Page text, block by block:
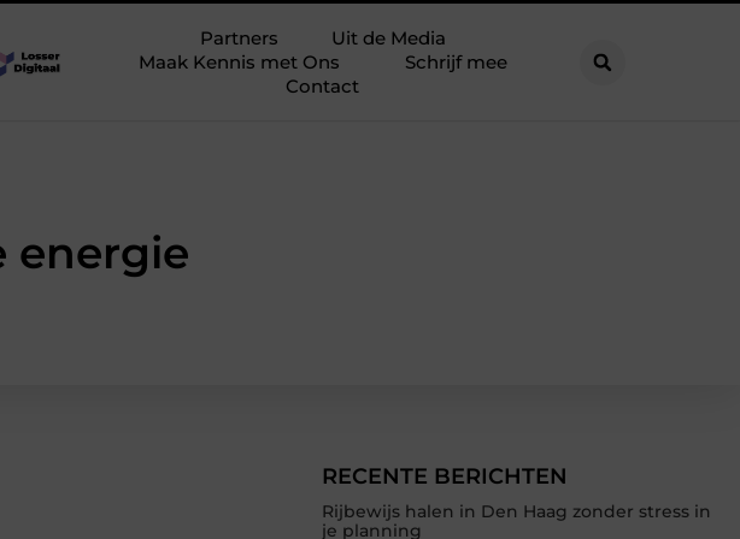
Partners
Uit de Media
Maak Kennis met Ons
Schrijf mee
Contact
energie
RECENTE BERICHTEN
Rijbewijs halen in Den Haag zonder stress in
je planning